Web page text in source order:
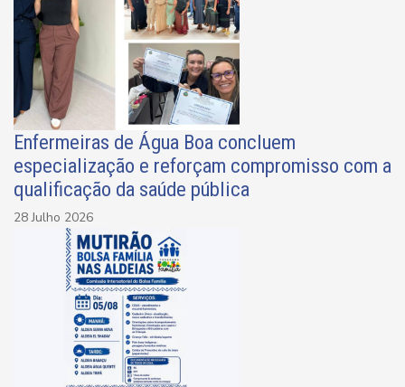
Enfermeiras de Água Boa concluem
especialização e reforçam compromisso com a
qualificação da saúde pública
28 Julho 2026